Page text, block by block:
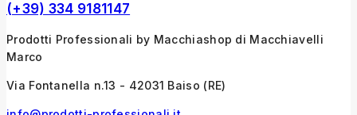
(+39) 334 9181147
Prodotti Professionali by Macchiashop di Macchiavelli
Marco
Via Fontanella n.13 - 42031 Baiso (RE)